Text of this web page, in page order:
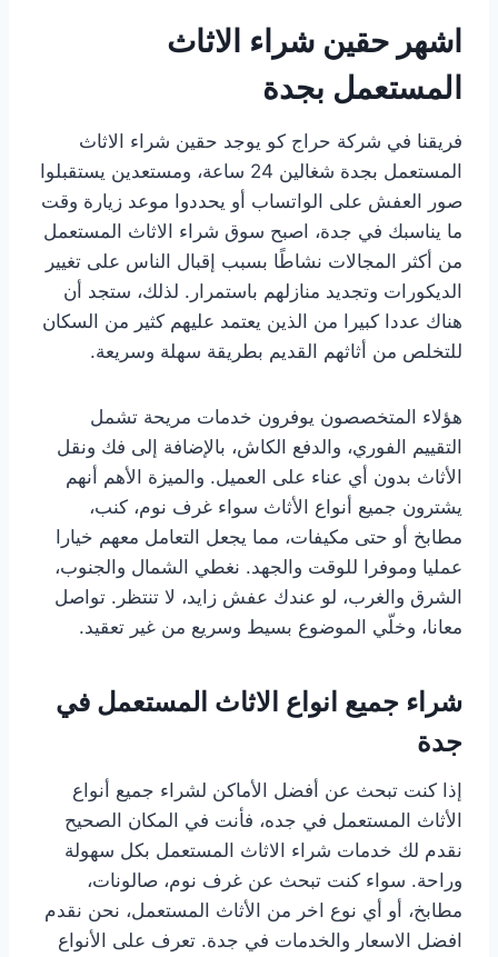
اشهر حقين شراء الاثاث
المستعمل بجدة
فريقنا في شركة حراج كو يوجد حقين شراء الاثاث
المستعمل بجدة شغالين 24 ساعة، ومستعدين يستقبلوا
صور العفش على الواتساب أو يحددوا موعد زيارة وقت
ما يناسبك في جدة، اصبح سوق شراء الاثاث المستعمل
من أكثر المجالات نشاطًا بسبب إقبال الناس على تغيير
الديكورات وتجديد منازلهم باستمرار. لذلك، ستجد أن
هناك عددا كبيرا من الذين يعتمد عليهم كثير من السكان
للتخلص من أثاثهم القديم بطريقة سهلة وسريعة.
هؤلاء المتخصصون يوفرون خدمات مريحة تشمل
التقييم الفوري، والدفع الكاش، بالإضافة إلى فك ونقل
الأثاث بدون أي عناء على العميل. والميزة الأهم أنهم
يشترون جميع أنواع الأثاث سواء غرف نوم، كنب،
مطابخ أو حتى مكيفات، مما يجعل التعامل معهم خيارا
عمليا وموفرا للوقت والجهد. نغطي الشمال والجنوب،
الشرق والغرب، لو عندك عفش زايد، لا تنتظر. تواصل
معانا، وخلّي الموضوع بسيط وسريع من غير تعقيد.
شراء جميع انواع الاثاث المستعمل في
جدة
إذا كنت تبحث عن أفضل الأماكن لشراء جميع أنواع
الأثاث المستعمل في جده، فأنت في المكان الصحيح
نقدم لك خدمات شراء الاثاث المستعمل بكل سهولة
وراحة. سواء كنت تبحث عن غرف نوم، صالونات،
مطابخ، أو أي نوع اخر من الأثاث المستعمل، نحن نقدم
افضل الاسعار والخدمات في جدة. تعرف على الأنواع